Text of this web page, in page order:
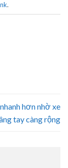
.
hơn nhờ xe
tay càng rộng